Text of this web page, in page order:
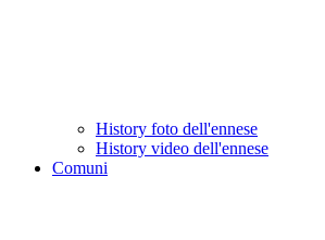
History foto dell'ennese
History video dell'ennese
Comuni